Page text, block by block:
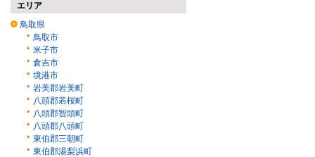
エリア
鳥取県
鳥取市
米子市
倉吉市
境港市
岩美郡岩美町
八頭郡若桜町
八頭郡智頭町
八頭郡八頭町
東伯郡三朝町
東伯郡湯梨浜町